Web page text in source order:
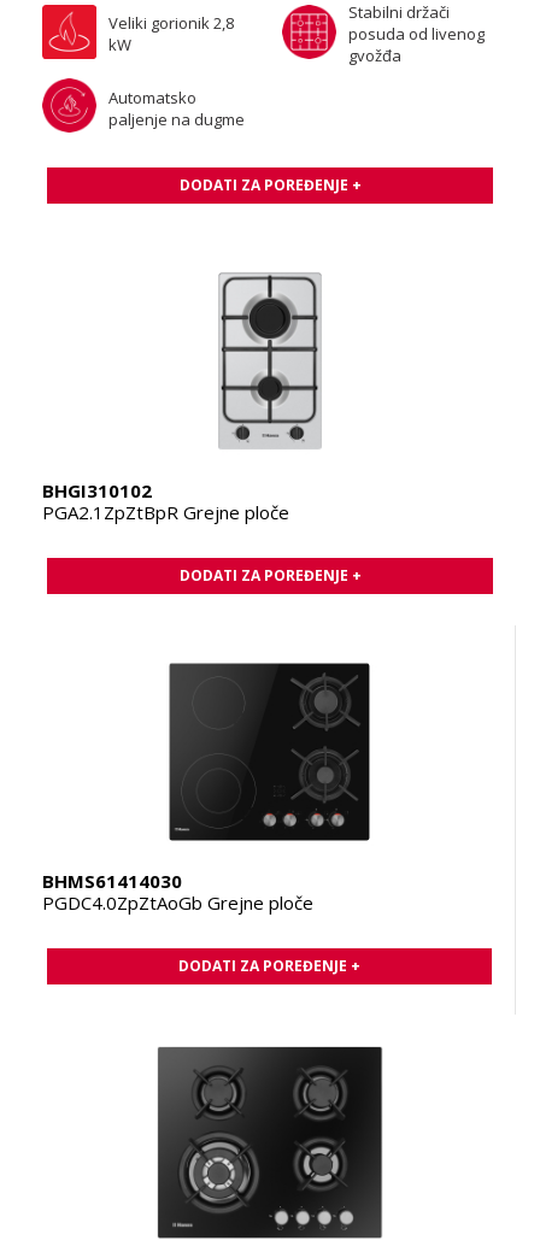
Veliki gorionik 2,8
kW
Stabilni držači
posuda od livenog
gvožđa
Automatsko
paljenje na dugme
DODATI ZA POREĐENJE +
BHGI310102
PGA2.1ZpZtBpR Grejne ploče
DODATI ZA POREĐENJE +
BHMS61414030
PGDC4.0ZpZtAoGb Grejne ploče
DODATI ZA POREĐENJE +